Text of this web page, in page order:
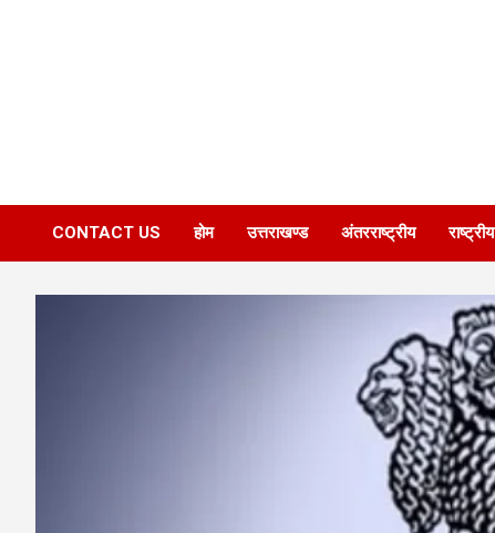
CONTACT US होम उत्तराखण्ड अंतरराष्ट्रीय राष्ट्रीय